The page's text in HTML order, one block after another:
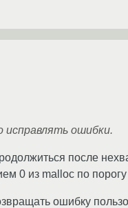
ошибки.
после
0 из malloc по порогу
ошибку